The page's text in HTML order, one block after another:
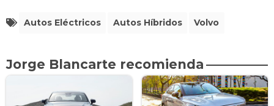
Autos Eléctricos Autos Híbridos Volvo
Jorge Blancarte recomienda